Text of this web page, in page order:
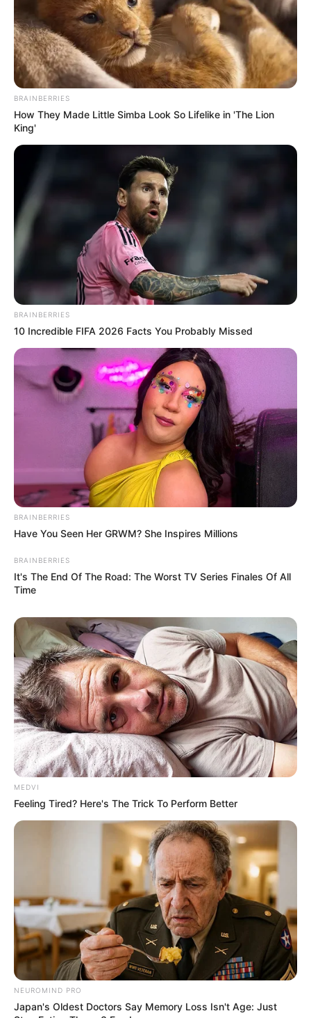
BRAINBERRIES
How They Made Little Simba Look So Lifelike in 'The Lion
King'
BRAINBERRIES
10 Incredible FIFA 2026 Facts You Probably Missed
BRAINBERRIES
Have You Seen Her GRWM? She Inspires Millions
BRAINBERRIES
It's The End Of The Road: The Worst TV Series Finales Of All
Time
MEDVI
Feeling Tired? Here's The Trick To Perform Better
NEUROMIND PRO
Japan's Oldest Doctors Say Memory Loss Isn't Age: Just